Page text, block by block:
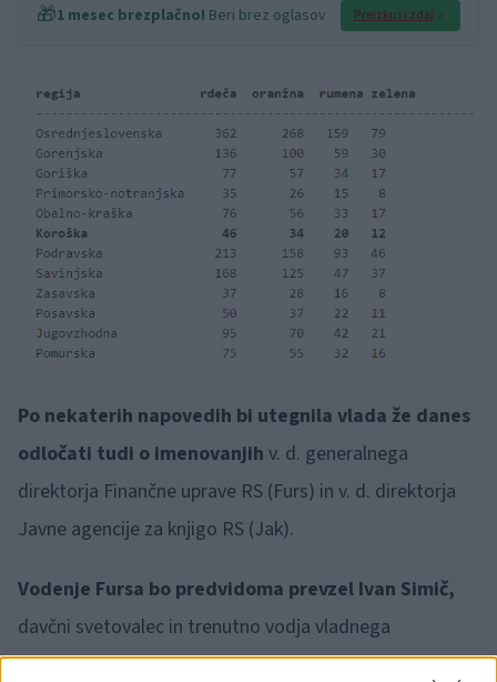
🎁1 mesec brezplačno! Beri brez oglasov Preizkusi zdaj
Po nekaterih napovedih bi utegnila vlada že danes
odločati tudi o imenovanjih v. d. generalnega
direktorja Finančne uprave RS (Furs) in v. d. direktorja
Javne agencije za knjigo RS (Jak).
Vodenje Fursa bo predvidoma prevzel Ivan Simič,
davčni svetovalec in trenutno vodja vladnega
strateškega sveta za debirokratizacijo. Simič je v